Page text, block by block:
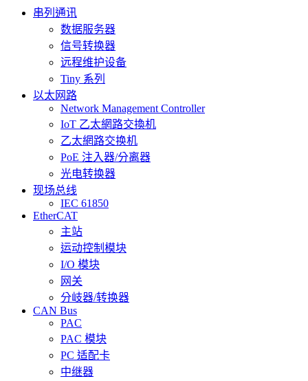
串列通讯
数据服务器
信号转换器
远程维护设备
Tiny 系列
以太网路
Network Management Controller
IoT 乙太網路交換机
乙太網路交换机
PoE 注入器/分离器
光电转换器
现场总线
IEC 61850
EtherCAT
主站
运动控制模块
I/O 模块
网关
分岐器/转换器
CAN Bus
PAC
PAC 模块
PC 适配卡
中继器